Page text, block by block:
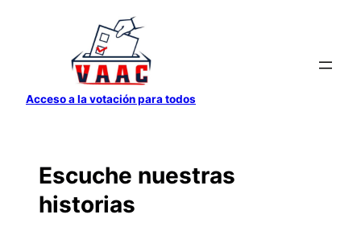
contenido
Acceso a la votación para todos
Escuche nuestras
historias